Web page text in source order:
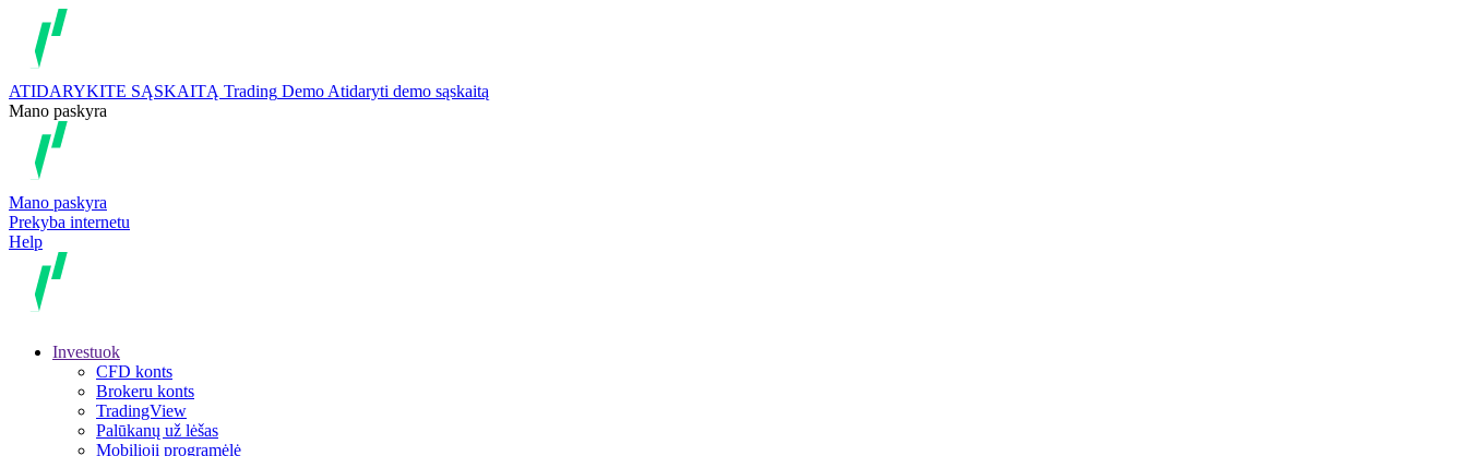
ATIDARYKITE SĄSKAITĄ Trading Demo Atidaryti demo sąskaitą
Mano paskyra
Mano paskyra
Prekyba internetu
Help
Investuok
CFD konts
Brokeru konts
TradingView
Palūkanų už lėšas
Mobilioji programėlė